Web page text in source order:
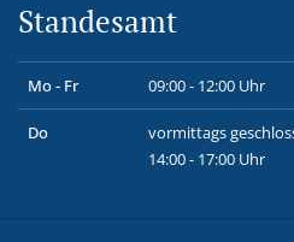
Standesamt
Mo - Fr 09:00 - 12:00 Uhr
Do
vormittags
14:00 - 17:00 Uhr